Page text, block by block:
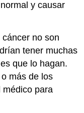
y causar
no son
tener muchas
que lo hagan.
más de los
médico para